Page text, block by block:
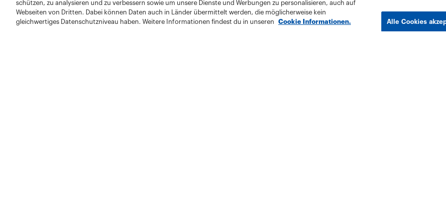
schützen, zu analysieren und zu verbessern sowie um unsere Dienste und Werbungen zu personalisieren, auch auf
Webseiten von Dritten. Dabei können Daten auch in Länder übermittelt werden, die möglicherweise kein
gleichwertiges Datenschutzniveau haben. Weitere Informationen findest du in unseren
Cookie Informationen. Alle Cookies